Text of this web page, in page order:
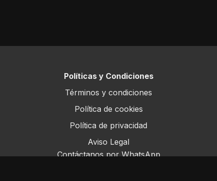
Políticas y Condiciones
Términos y condiciones
Política de cookies
Política de privacidad
Aviso Legal
Contáctanos por WhatsApp